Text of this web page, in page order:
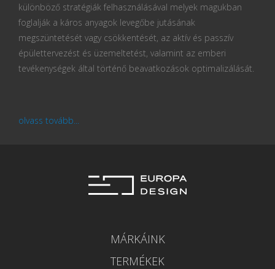
különböző stratégiák felhasználásával melyek magukban
foglalják a káros anyagok levegőbe jutásának
megszüntetését vagy csökkentését, az aktív és passzív
épülettervezést és üzemeltetést, valamint az emberi
tevékenységek által történő beavatkozások optimalizálását.
olvass tovább...
MÁRKÁINK
TERMÉKEK